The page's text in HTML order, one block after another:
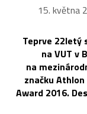
15. května
Teprve 22letý
na VUT v
na
značku
Award 2016.